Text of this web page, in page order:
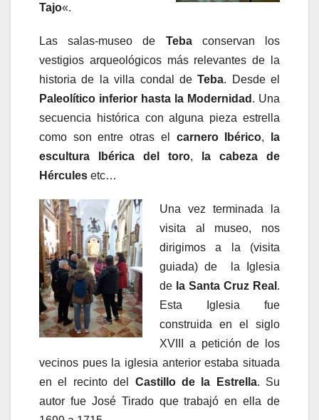
Tajo«.
Las salas-museo de Tebaconservan los
vestigios arqueológicos más relevantes de la
historia de la villa condal deTeba. Desde el
Paleolítico inferior hasta la Modernidad . Una
secuencia histórica con alguna pieza estrella
como son entre otras el carnero Ibérico,
la
escultura Ibérica del toro,
la cabeza de
Hércules etc…
Una vez terminada la
visita al museo, nos
dirigimos a la (visita
guiada) de la Iglesia
de la Santa Cruz Real .
Esta Iglesia fue
construida en el siglo
XVIII a petición de los
vecinos pues la iglesia anterior estaba situada
en el recinto del Castillo de la Estrella. Su
autor fue José Tirado que trabajó en ella de